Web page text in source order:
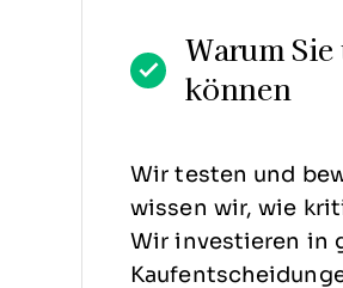
Warum
können
Wir testen und
wissen wir, wie
Wir investieren in